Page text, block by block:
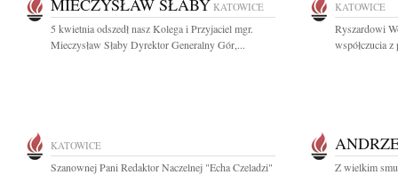
MIECZYSŁAW SŁABY KATOWICE
5 kwietnia odszedł nasz Kolega i Przyjaciel mgr.
Mieczysław Słaby Dyrektor Generalny Gór,...
KATOWICE
Ryszardowi
współczucia
KATOWICE
Szanownej Pani Redaktor Naczelnej "Echa Czeladzi"
Z wielkim